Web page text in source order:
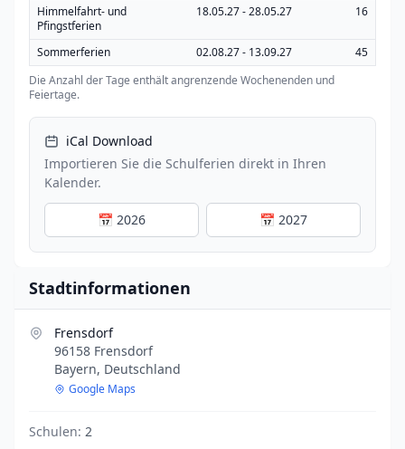
Himmelfahrt- und
Pfingstferien
18.05.27 - 28.05.27 16
Sommerferien 02.08.27 - 13.09.27
45
Die Anzahl der Tage enthält angrenzende Wochenenden und
Feiertage.
iCal Download
Importieren Sie die Schulferien direkt in Ihren
Kalender.
📅 2026 📅 2027
Stadtinformationen
Frensdorf
96158 Frensdorf
Bayern, Deutschland
Google Maps
Schulen: 2